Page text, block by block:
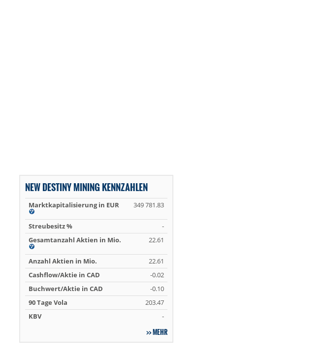
NEW DESTINY MINING KENNZAHLEN
Marktkapitalisierung in EUR 349 781.83
Streubesitz %
-
Gesamtanzahl Aktien in Mio.
22.61
Anzahl Aktien in Mio.
22.61
Cashflow/Aktie in CAD
-0.02
Buchwert/Aktie in CAD
-0.10
90 Tage Vola
203.47
KBV
-
MEHR